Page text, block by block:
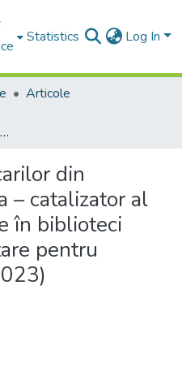
Statistics Log In
Articole
Asociația Bibliotecarilor din Republica Moldova – catalizator al dezvoltării durabile în biblioteci (repere de dezvoltare pentru perioada 2019 - 2023)
din
– catalizator al
în biblioteci
pentru